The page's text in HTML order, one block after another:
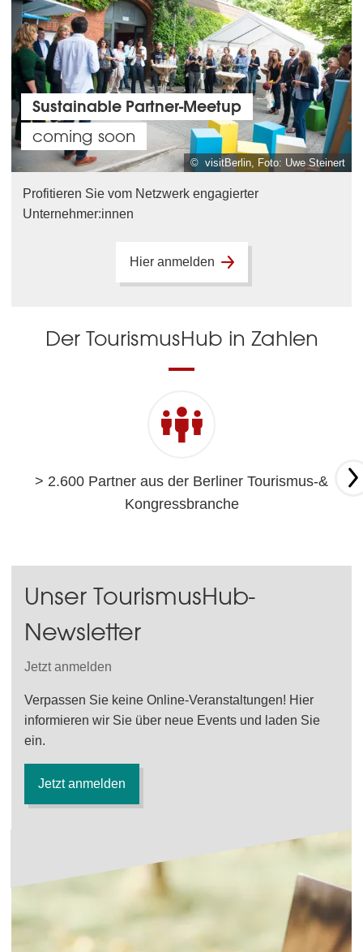
© visitBerlin, Foto: Uwe Steinert
Sustainable Partner-Meetup
coming soon
Profitieren Sie vom Netzwerk engagierter
Unternehmer:innen
Hier anmelden
Der TourismusHub in Zahlen
> 2.600 Partner aus der Berliner Tourismus-&
Kongressbranche
Unser TourismusHub-
Newsletter
Jetzt anmelden
Verpassen Sie keine Online-Veranstaltungen! Hier
informieren wir Sie über neue Events und laden Sie
ein.
Jetzt anmelden